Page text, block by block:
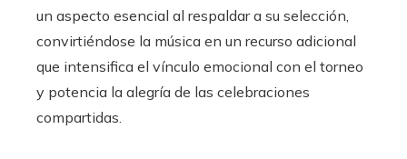
un aspecto esencial al respaldar a su selección,
convirtiéndose la música en un recurso adicional
que intensifica el vínculo emocional con el torneo
y potencia la alegría de las celebraciones
compartidas.